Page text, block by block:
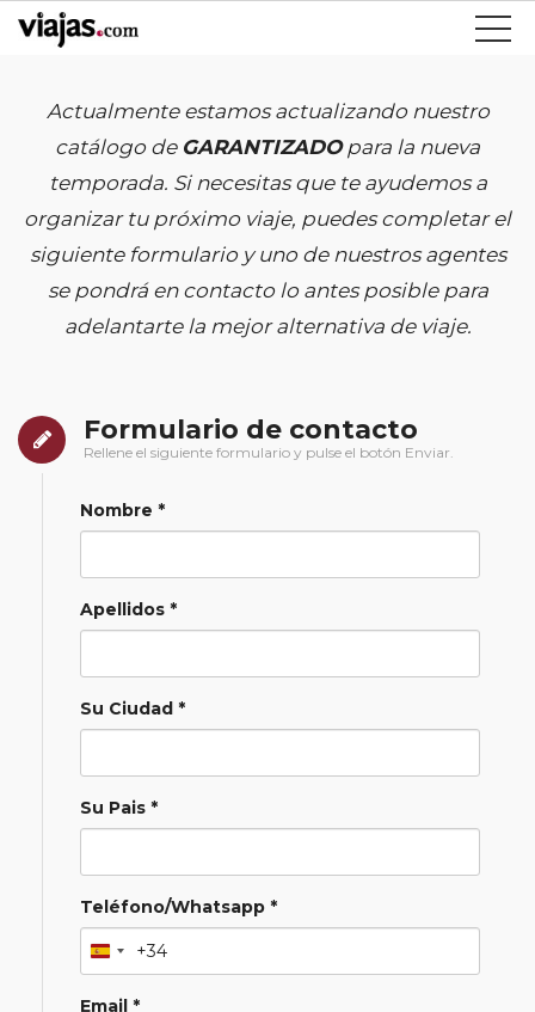
Actualmente estamos actualizando nuestro
catálogo de GARANTIZADOpara la nueva
temporada. Si necesitas que te ayudemos a
organizar tu próximo viaje, puedes completar el
siguiente formulario y uno de nuestros agentes
se pondrá en contacto lo antes posible para
adelantarte la mejor alternativa de viaje.
Formulario de contacto
Rellene el siguiente formulario y pulse el botón Enviar.
Nombre *
Apellidos *
Su Ciudad *
Su Pais *
Teléfono/Whatsapp *
+34
Email *